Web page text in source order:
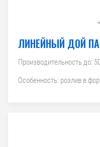
ЛИНЕЙНЫЙ ДОЙ
Производительность до:
Особенность: розлив в